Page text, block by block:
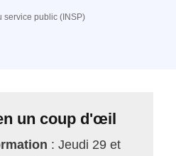
service public (INSP)
un coup d'œil
: Jeudi 29 et